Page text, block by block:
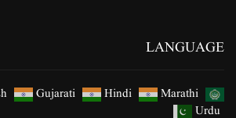
LANGUAGE
Gujarati Hindi
Marathi
Urdu